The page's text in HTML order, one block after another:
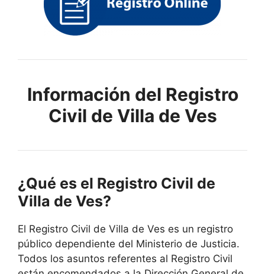
Información del Registro
Civil de Villa de Ves
¿Qué es el Registro Civil de
Villa de Ves?
El Registro Civil de Villa de Ves es un registro
público dependiente del Ministerio de Justicia.
Todos los asuntos referentes al Registro Civil